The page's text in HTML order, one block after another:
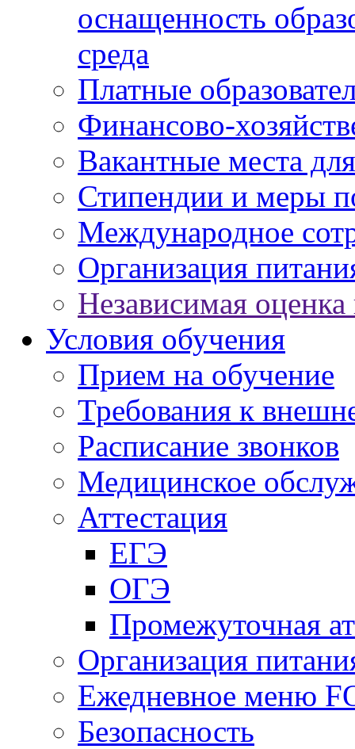
оснащенность
среда
Платные
Финансово-
Вакантные места
Стипендии и меры
Международное
Организация
Независимая оценка
Условия обучения
Прием на обучение
Требования к
Расписание звонков
Медицинское
Аттестация
ЕГЭ
ОГЭ
Промежуточная
Организация
Ежедневное меню
Безопасность